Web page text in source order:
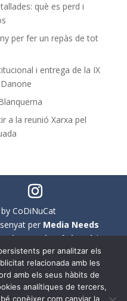
què es perd i
per fer un repàs de tot
i entrega de la IX
a la reunió Xarxa pel
CoDiNuCat
per Media Needs
|Avís legal|
l'ús no sexista del
i a causa de la seva
per analitzar els
relacionada amb les
amb els seus hàbits de
analítiques de tercers,
conèixer com canviar la